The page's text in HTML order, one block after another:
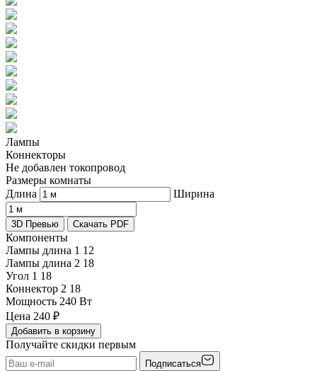
Лампы
Коннекторы
Не добавлен токопровод
Размеры комнаты
Длина
Ширина
3D Превью Скачать PDF
Компоненты
Лампы длина 1 12
Лампы длина 2 18
Угол 1 18
Коннектор 2 18
Мощность 240 Вт
Цена 240 ₽
Добавить в корзину
Получайте скидки первым
Подписаться